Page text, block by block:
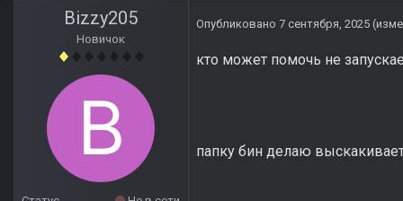
Bizzy205
Новичок
Опубликовано 7 сентября, 2025
кто может помочь не
папку бин делаю